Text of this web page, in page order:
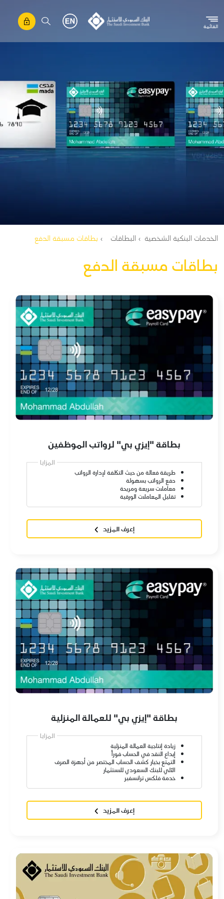
القائمة
مسار التنقل
الخدمات البنكية الشخصية البطاقات بطاقات مسبقة الدفع
بطاقات مسبقة الدفع
بطاقة "إيزي بي" لرواتب الموظفين
المزايا
طريقة فعالة من حيث التكلفة لإدارة الرواتب
دفع الرواتب بسهولة
معاملات سريعة ومريحة
تقليل المعاملات الورقية
إعرف المزيد
بطاقة "إيزي بي" للعمالة المنزلية
المزايا
زيادة إنتاجية العمالة المنزلية
إيداع النقد في الحساب فوراً
التمتع بخيار كشف الحساب المختصر من أجهزة الصرف
الآلي للبنك السعودي للاستثمار
خدمة فلكس ترانسفير
إعرف المزيد